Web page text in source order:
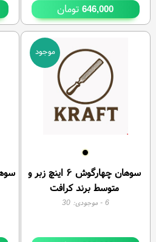
646,000تومان
سوهان چهارگوش ۶ اینچ زبر و
متوسط برند کرافت
6 - موجودی:30
موجود